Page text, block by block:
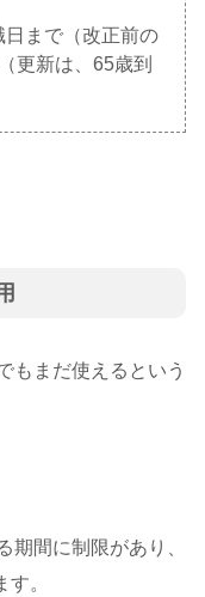
まで（改正前の
更新は、65歳到
もまだ使えるという
間に制限があり、
す。